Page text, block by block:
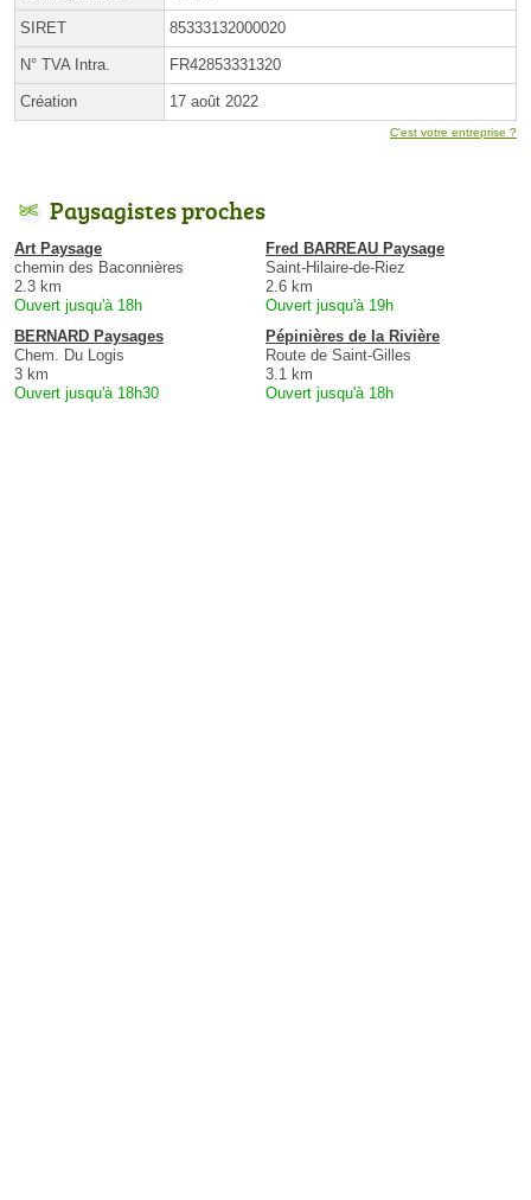
SIRET 85333132000020
N° TVA Intra. FR42853331320
Création 17 août 2022
C'est votre entreprise ?
Paysagistes proches
Art Paysage
chemin des Baconnières
2.3 km
Ouvert jusqu'à 18h
Fred BARREAU Paysage
Saint-Hilaire-de-Riez
2.6 km
Ouvert jusqu'à 19h
BERNARD Paysages
Chem. Du Logis
3 km
Ouvert jusqu'à 18h30
Pépinières de la Rivière
Route de Saint-Gilles
3.1 km
Ouvert jusqu'à 18h